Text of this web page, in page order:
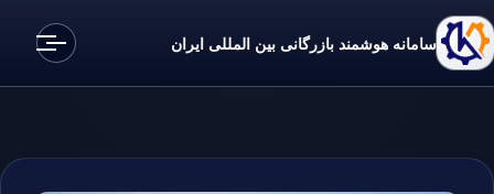
سامانه هوشمند بازرگانی بین المللی ایران